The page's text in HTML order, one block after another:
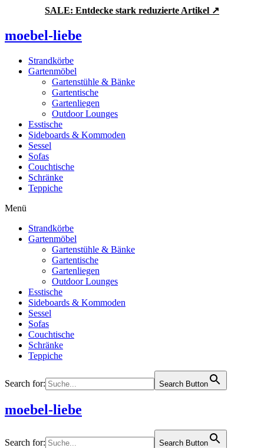
springen
SALE: Entdecke stark reduzierte Artikel ↗
moebel-liebe
Strandkörbe
Gartenmöbel
Gartenstühle & Bänke
Gartentische
Gartenliegen
Outdoor Lounges
Esstische
Sideboards & Kommoden
Sessel
Sofas
Couchtische
Schränke
Teppiche
Menü
Strandkörbe
Gartenmöbel
Gartenstühle & Bänke
Gartentische
Gartenliegen
Outdoor Lounges
Esstische
Sideboards & Kommoden
Sessel
Sofas
Couchtische
Schränke
Teppiche
Search for: Search Button
moebel-liebe
Search for: Search Button